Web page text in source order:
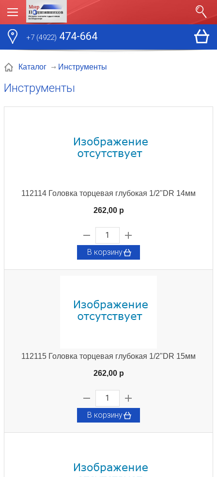
+7 (4922) 474-664
Каталог Инструменты
Инструменты
112114 Головка торцевая глубокая 1/2"DR 14мм
262,00 p
В корзину
112115 Головка торцевая глубокая 1/2"DR 15мм
262,00 p
В корзину